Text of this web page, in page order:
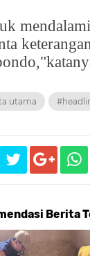
utama
Berita